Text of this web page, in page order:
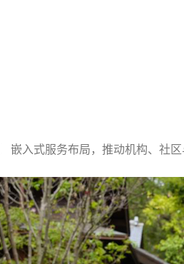
嵌入式服务布局，推动机构、社